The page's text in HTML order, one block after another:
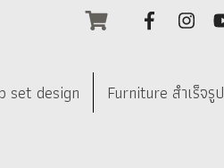
set design Furniture สำเร็จรูป